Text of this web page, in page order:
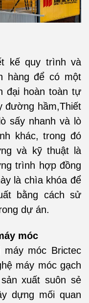
kế quy trình và
hàng để có một
đại hoàn toàn tự
đường hầm,Thiết
sấy nhanh và lò
khác, trong đó
và kỹ thuật là
trình hợp đồng
là chìa khóa để
bằng cách sử
dự án.
móc
móc Brictec
máy móc gạch
xuất suôn sẻ
dựng mối quan